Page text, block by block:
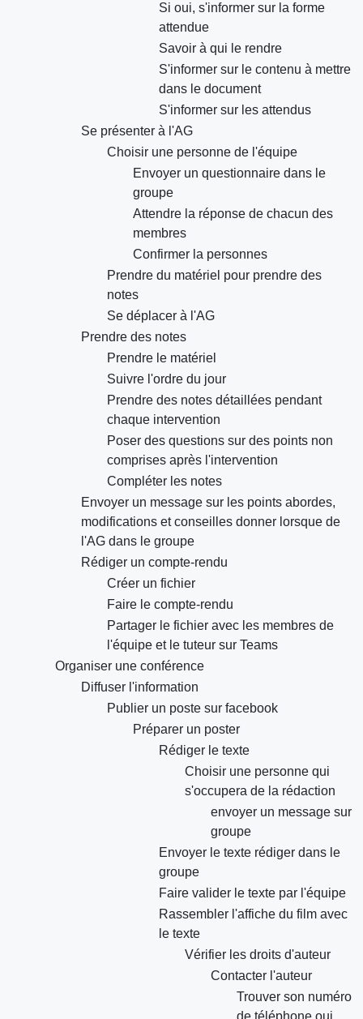
Si oui, s'informer sur la forme
attendue
Savoir à qui le rendre
S'informer sur le contenu à mettre
dans le document
S'informer sur les attendus
Se présenter à l'AG
Choisir une personne de l'équipe
Envoyer un questionnaire dans le
groupe
Attendre la réponse de chacun des
membres
Confirmer la personnes
Prendre du matériel pour prendre des
notes
Se déplacer à l'AG
Prendre des notes
Prendre le matériel
Suivre l'ordre du jour
Prendre des notes détaillées pendant
chaque intervention
Poser des questions sur des points non
comprises après l'intervention
Compléter les notes
Envoyer un message sur les points abordes,
modifications et conseilles donner lorsque de
l'AG dans le groupe
Rédiger un compte-rendu
Créer un fichier
Faire le compte-rendu
Partager le fichier avec les membres de
l'équipe et le tuteur sur Teams
Organiser une conférence
Diffuser l'information
Publier un poste sur facebook
Préparer un poster
Rédiger le texte
Choisir une personne qui
s'occupera de la rédaction
envoyer un message sur
groupe
Envoyer le texte rédiger dans le
groupe
Faire valider le texte par l'équipe
Rassembler l'affiche du film avec
le texte
Vérifier les droits d'auteur
Contacter l'auteur
Trouver son numéro